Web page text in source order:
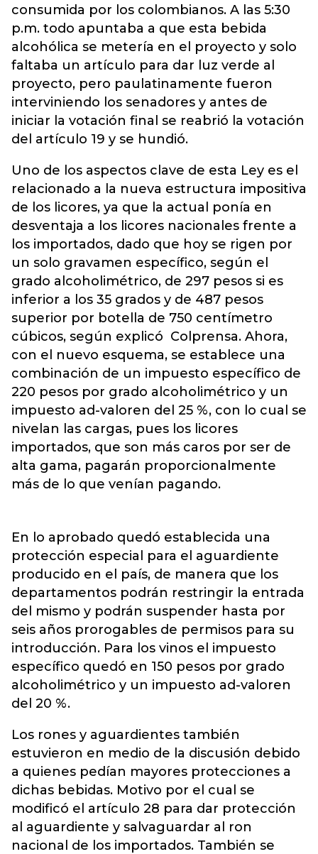
consumida por los colombianos. A las 5:30
p.m. todo apuntaba a que esta bebida
alcohólica se metería en el proyecto y solo
faltaba un artículo para dar luz verde al
proyecto, pero paulatinamente fueron
interviniendo los senadores y antes de
iniciar la votación final se reabrió la votación
del artículo 19 y se hundió.
Uno de los aspectos clave de esta Ley es el
relacionado a la nueva estructura impositiva
de los licores, ya que la actual ponía en
desventaja a los licores nacionales frente a
los importados, dado que hoy se rigen por
un solo gravamen específico, según el
grado alcoholimétrico, de 297 pesos si es
inferior a los 35 grados y de 487 pesos
superior por botella de 750 centímetro
cúbicos, según explicó Colprensa. Ahora,
con el nuevo esquema, se establece una
combinación de un impuesto específico de
220 pesos por grado alcoholimétrico y un
impuesto ad-valoren del 25 %, con lo cual se
nivelan las cargas, pues los licores
importados, que son más caros por ser de
alta gama, pagarán proporcionalmente
más de lo que venían pagando.
En lo aprobado quedó establecida una
protección especial para el aguardiente
producido en el país, de manera que los
departamentos podrán restringir la entrada
del mismo y podrán suspender hasta por
seis años prorogables de permisos para su
introducción. Para los vinos el impuesto
específico quedó en 150 pesos por grado
alcoholimétrico y un impuesto ad-valoren
del 20 %.
Los rones y aguardientes también
estuvieron en medio de la discusión debido
a quienes pedían mayores protecciones a
dichas bebidas. Motivo por el cual se
modificó el artículo 28 para dar protección
al aguardiente y salvaguardar al ron
nacional de los importados. También se